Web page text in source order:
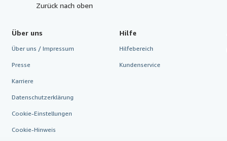
Zurück nach oben
Über uns
Über uns / Impressum
Presse
Karriere
Datenschutzerklärung
Cookie-Einstellungen
Cookie-Hinweis
Hilfe
Hilfebereich
Kundenservice